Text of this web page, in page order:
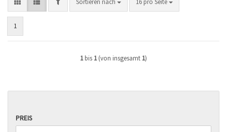
Sortieren nach 16 pro Seite
1
1bis 1(von insgesamt 1)
PREIS
PREIS